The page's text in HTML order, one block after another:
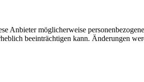
Anbieter möglicherweise
beeinträchtigen kann. Änderungen